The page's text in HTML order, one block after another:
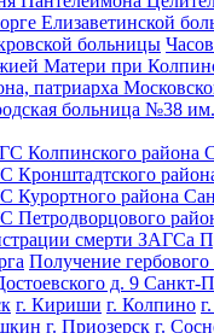
Елизаветинской
больницы
Матери при
патриарха
больница №38
Колпинского района
Кронштадтского
Курортного района
Петродворцового
смерти ЗАГСа
Получение гербового
д. 9 Санкт-
г. Кириши г. Колпино
г. Приозерск г.